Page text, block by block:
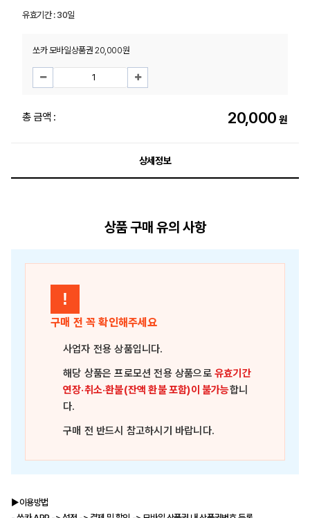
유효기간 :30일
쏘카 모바일상품권 20,000원
총 금액 : 20,000 원
상세정보
상품 구매 유의 사항
!
구매 전 꼭 확인해주세요
사업자 전용 상품입니다.
해당 상품은프로모션 전용 상품으로유효기간
연장·취소·환불(잔액 환불 포함)이 불가능합니
다.
구매 전 반드시 참고하시기 바랍니다.
▶이용방법